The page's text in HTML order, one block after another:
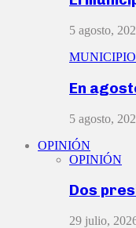
5 agosto,
En
5 agosto,
OPINIÓN
OPINIÓN
Dos
29 julio,